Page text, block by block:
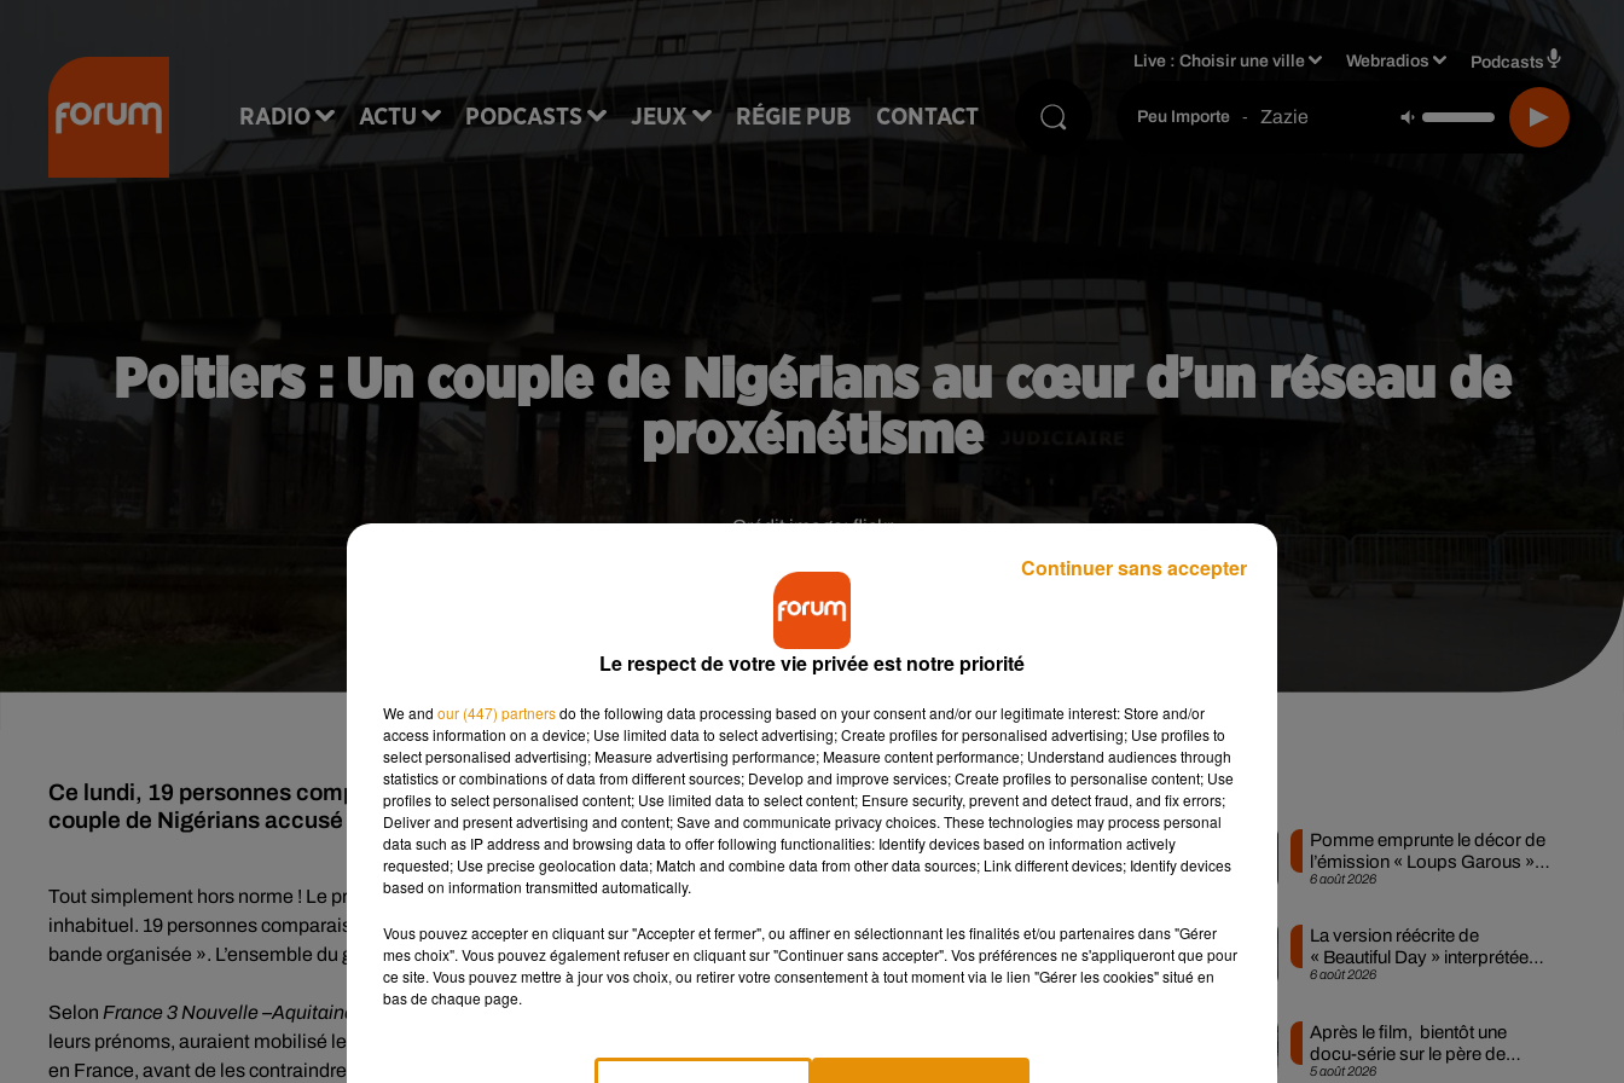
RADIO ACTU PODCASTS JEUX RÉGIE PUB CONTACT
Live :Choisir une ville Webradios Podcasts
Peu Importe - Zazie
Poitiers : Un couple de Nigérians au cœur d’un réseau de
proxénétisme
Crédit image:flickr
Ce lundi, 19 personnes comparaissent devant le tribunal correctionnel de Rennes ! Parmi eux, un
couple de Nigérians accusé de trafic d'êtres humains à Poitiers ⬦
Tout simplement hors norme ! Le procès qui occupe actuellement la chambre correctionnelle de Rennes est pour le moins
inhabituel. 19 personnes comparaissent pour « proxénétisme aggravé », « association de malfaiteurs » et « blanchiment en
bande organisée ». L’ensemble du groupe a été arrêté entre janvier et mars 2017.
Selon France 3 Nouvelle –Aquitaine , un couple de Nigérians aurait eu un rôle très important à
leurs prénoms, auraient mobilisé leurs connaissances au Nigéria et en Italie pour organiser la venue de plusieurs « recrues »
en France, avant de les contraindre à se prostituer.
Musique
6 août 2026
Pomme emprunte le décor de
l’émission « Loups Garous »
pour son...
6 août 2026
La version réécrite de
« Beautiful Day » interprétée
lors des...
5 août 2026
Après le film, bientôt une
docu-série sur le père de
Michael Jackson
Le respect de votre vie privée est notre priorité
We and our (447) partnersdo the following data processing based on your consent and/or our legitimate interest: Store and/or
access information on a device; Use limited data to select advertising; Create profiles for personalised advertising; Use profiles to
select personalised advertising; Measure advertising performance; Measure content performance; Understand audiences through
statistics or combinations of data from different sources; Develop and improve services; Create profiles to personalise content; Use
profiles to select personalised content; Use limited data to select content; Ensure security, prevent and detect fraud, and fix errors;
Deliver and present advertising and content; Save and communicate privacy choices. These technologies may process personal
data such as IP address and browsing data to offer following functionalities: Identify devices based on information actively
requested; Use precise geolocation data; Match and combine data from other data sources; Link different devices; Identify devices
based on information transmitted automatically.
Vous pouvez accepter en cliquant sur "Accepter et fermer", ou affiner en sélectionnant les finalités et/ou partenaires dans "Gérer
mes choix". Vous pouvez également refuser en cliquant sur "Continuer sans accepter". Vos préférences ne s'appliqueront que pour
ce site. Vous pouvez mettre à jour vos choix, ou retirer votre consentement à tout moment via le lien "Gérer les cookies" situé en
bas de chaque page.
Continuer sans accepter